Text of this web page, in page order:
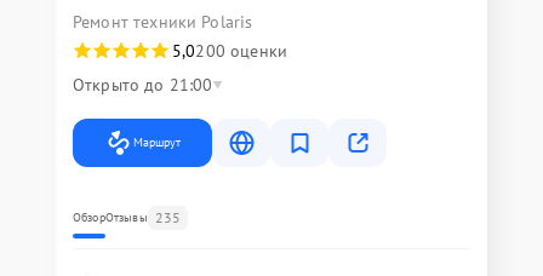
Ремонт техники Polaris
5,0200 оценки
Открыто до 21:00
Маршрут
ОбзорОтзывы 235